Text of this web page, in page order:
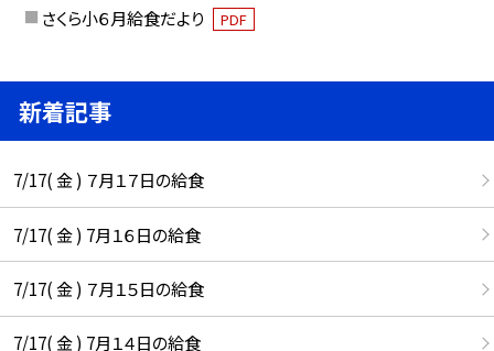
さくら小６月給食だより
PDF
新着記事
7/17( 金 ) ７月１７日の給食
7/17( 金 ) 7月１６日の給食
7/17( 金 ) ７月１５日の給食
7/17( 金 ) 7月１４日の給食